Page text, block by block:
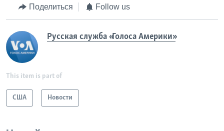
Поделиться Follow us
Русская служба «Голоса Америки»
This item is part of
США Новости